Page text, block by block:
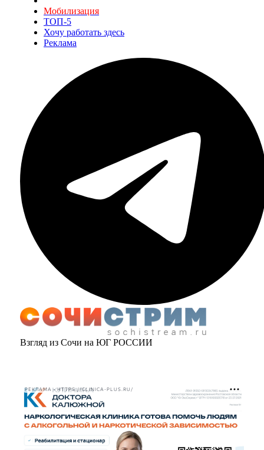
Мобилизация
ТОП-5
Хочу работать здесь
Реклама
Взгляд из Сочи на ЮГ РОССИИ
РЕКЛАМА • HTTPS://CLINICA-PLUS.RU/